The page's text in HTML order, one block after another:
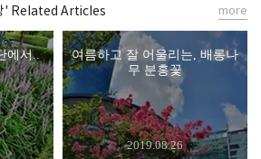
' Related Articles
에서..
여름하고 잘 어울리는, 배롱나
무 분홍꽃
2019.08.26
more